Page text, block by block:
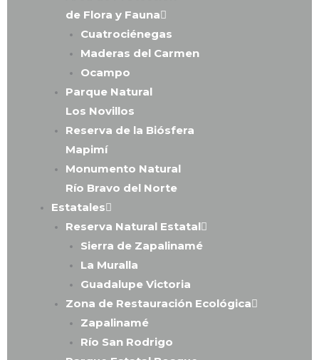
de Flora y Fauna
Cuatrociénegas
Maderas del Carmen
Ocampo
Parque Natural
Los Novillos
Reserva de la Biósfera
Mapimí
Monumento Natural
Río Bravo del Norte
Estatales
Reserva Natural Estatal
Sierra de Zapalinamé
La Muralla
Guadalupe Victoria
Zona de Restauración Ecológica
Zapalinamé
Río San Rodrigo